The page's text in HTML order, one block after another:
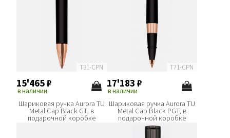
T31-CPN
15'465₽
в наличии
Шариковая ручка Aurora TU
Metal Cap Black GT, в
подарочной коробке
T71-CPN
17'183 ₽
в наличии
Шариковая ручка Aurora TU
Metal Cap Black PGT, в
подарочной коробке